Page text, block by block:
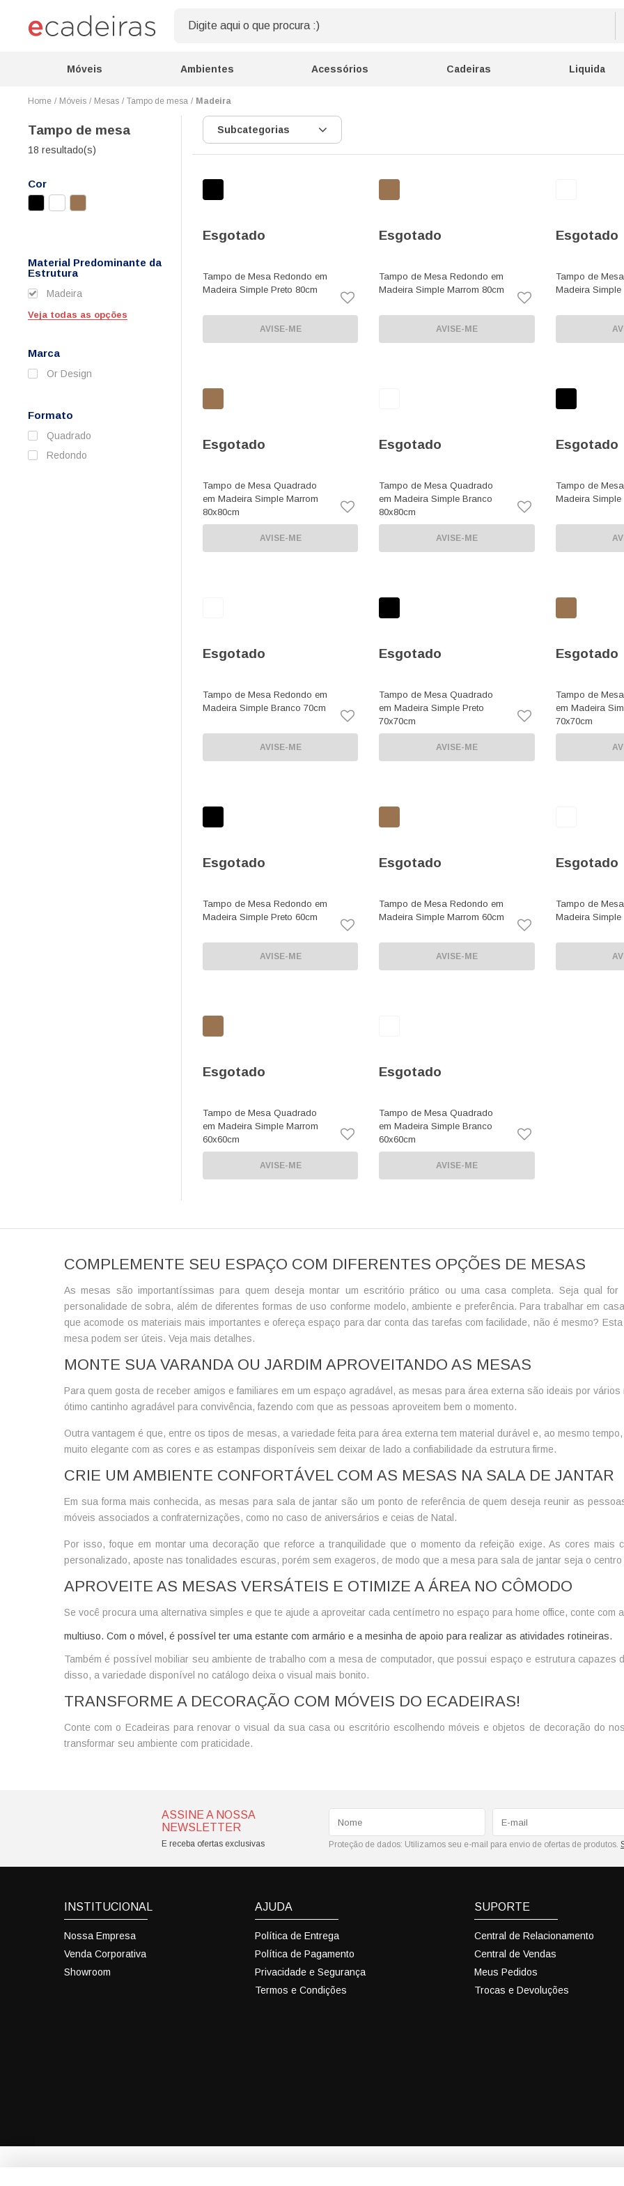
Móveis Ambientes Acessórios Cadeiras Liquida
Móveis Mesas Tampo de mesa Madeira
Tampo de mesa
18 resultado(s)
Cor
Material Predominante da
Estrutura
Madeira
Veja todas as opções
Marca
Or Design
Formato
Quadrado
Redondo
Subcategorias
Esgotado
Tampo de Mesa Redondo em
Madeira Simple Preto 80cm
AVISE-ME
Esgotado
Tampo de Mesa Redondo em
Madeira Simple Marrom 80cm
AVISE-ME
Esgotado
Tampo de
Madeira Simple
Esgotado
Tampo de Mesa Quadrado
em Madeira Simple Marrom
80x80cm
AVISE-ME
Esgotado
Tampo de Mesa Quadrado
em Madeira Simple Branco
80x80cm
AVISE-ME
Esgotado
Tampo de
Madeira Simple
Esgotado
Tampo de Mesa Redondo em
Madeira Simple Branco 70cm
AVISE-ME
Esgotado
Tampo de Mesa Quadrado
em Madeira Simple Preto
70x70cm
AVISE-ME
Esgotado
Tampo de
em Madeira
70x70cm
Esgotado
Tampo de Mesa Redondo em
Madeira Simple Preto 60cm
AVISE-ME
Esgotado
Tampo de Mesa Redondo em
Madeira Simple Marrom 60cm
AVISE-ME
Esgotado
Tampo de
Madeira Simple
Esgotado
Tampo de Mesa Quadrado
em Madeira Simple Marrom
60x60cm
AVISE-ME
Esgotado
Tampo de Mesa Quadrado
em Madeira Simple Branco
60x60cm
AVISE-ME
COMPLEMENTE SEU ESPAÇO COM DIFERENTES OPÇÕES DE MESAS
As mesas são importantíssimas para quem deseja montar um escritório prático ou uma casa completa. Seja qual
personalidade de sobra, além de diferentes formas de uso conforme modelo, ambiente e preferência. Para trabalhar em
que acomode os materiais mais importantes e ofereça espaço para dar conta das tarefas com facilidade, não é mesmo?
mesa podem ser úteis. Veja mais detalhes.
MONTE SUA VARANDA OU JARDIM APROVEITANDO AS MESAS
Para quem gosta de receber amigos e familiares em um espaço agradável, as mesas para área externa são ideais por vários
ótimo cantinho agradável para convivência, fazendo com que as pessoas aproveitem bem o momento.
Outra vantagem é que, entre ostipos de mesas, a variedade feita para área externa tem material durável e, ao mesmo
muito elegante com as cores e as estampas disponíveis sem deixar de lado a confiabilidade da estrutura firme.
CRIE UM AMBIENTE CONFORTÁVEL COM AS MESAS NA SALA DE JANTAR
Em sua forma mais conhecida, as mesas para sala de jantar são um ponto de referência de quem deseja reunir as
móveis associados a confraternizações, como no caso de aniversários e ceias de Natal.
Por isso, foque em montar uma decoração que reforce a tranquilidade que o momento da refeição exige. As cores
personalizado, aposte nas tonalidades escuras, porém sem exageros, de modo que a mesa para sala de jantar seja o
APROVEITE AS MESAS VERSÁTEIS E OTIMIZE A ÁREA NO CÔMODO
Se você procura uma alternativa simples e que te ajude a aproveitar cada centímetro no espaço para home office, conte com a
multiuso. Com o móvel, é possível ter uma estante com armário e a mesinha de apoio para realizar as atividades rotineiras.
Também é possível mobiliar seu ambiente de trabalho com a mesa de computador, que possui espaço e estrutura capazes
disso, a variedade disponível no catálogo deixa o visual mais bonito.
TRANSFORME A DECORAÇÃO COM MÓVEIS DO ECADEIRAS!
Conte com o Ecadeiras para renovar o visual da sua casa ou escritório escolhendo móveis e objetos de decoração do
transformar seu ambiente com praticidade.
ASSINE A NOSSA
NEWSLETTER
E receba ofertas exclusivas Proteção de dados: Utilizamos seu e-mail para envio de ofertas de produtos.
INSTITUCIONAL
Nossa Empresa
Venda Corporativa
Showroom
AJUDA
Política de Entrega
Política de Pagamento
Privacidade e Segurança
Termos e Condições
SUPORTE
Central de Relacionamento
Central de Vendas
Meus Pedidos
Trocas e Devoluções